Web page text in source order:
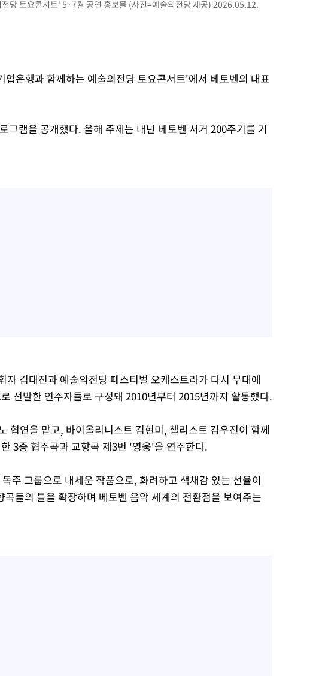
협회
교수…이병태
당 토요콘서트' 5·7월 공연 홍보물 (사진=예술의전당 제공) 2026.05.12.
은행과 함께하는 예술의전당 토요콘서트'에서 베토벤의 대표
그램을 공개했다. 올해 주제는 내년 베토벤 서거 200주기를 기
자 김대진과 예술의전당 페스티벌 오케스트라가 다시 무대에
선발한 연주자들로 구성돼 2010년부터 2015년까지 활동했다.
협연을 맡고, 바이올리니스트 김현미, 첼리스트 김우진이 함께
3중 협주곡과 교향곡 제3번 '영웅'을 연주한다.
주 그룹으로 내세운 작품으로, 화려하고 색채감 있는 선율이
들의 틀을 확장하며 베토벤 음악 세계의 전환점을 보여주는